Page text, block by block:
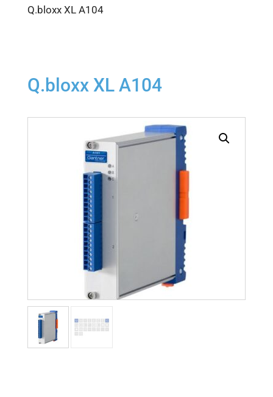
Q.bloxx XL A104
Q.bloxx XL A104